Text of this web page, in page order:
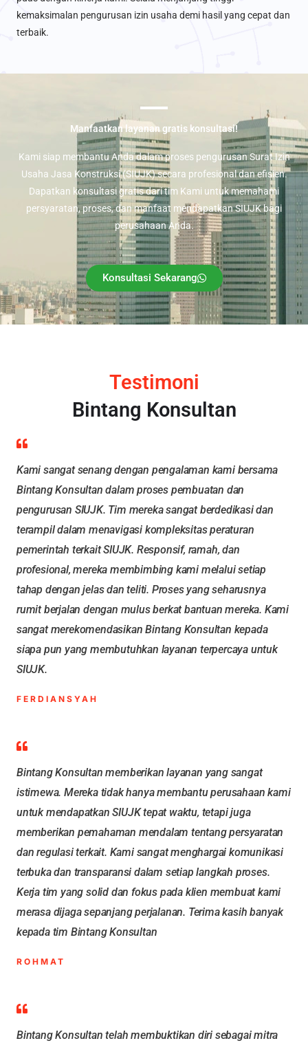
kemaksimalan pengurusan izin usaha demi hasil yang cepat dan
terbaik.
Manfaatkan layanan gratis konsultasi!
Kami siap membantu Anda dalam proses pengurusan Surat Izin
Usaha Jasa Konstruksi (SIUJK) secara profesional dan efisien.
Dapatkan konsultasi gratis dari tim Kami untuk memahami
persyaratan, proses, dan manfaat mendapatkan SIUJK bagi
perusahaan Anda.
Konsultasi Sekarang
Testimoni
Bintang Konsultan
Kami sangat senang dengan pengalaman kami bersama
Bintang Konsultan dalam proses pembuatan dan
pengurusan SIUJK. Tim mereka sangat berdedikasi dan
terampil dalam menavigasi kompleksitas peraturan
pemerintah terkait SIUJK. Responsif, ramah, dan
profesional, mereka membimbing kami melalui setiap
tahap dengan jelas dan teliti. Proses yang seharusnya
rumit berjalan dengan mulus berkat bantuan mereka. Kami
sangat merekomendasikan Bintang Konsultan kepada
siapa pun yang membutuhkan layanan terpercaya untuk
SIUJK.
FERDIANSYAH
Bintang Konsultan memberikan layanan yang sangat
istimewa. Mereka tidak hanya membantu perusahaan kami
untuk mendapatkan SIUJK tepat waktu, tetapi juga
memberikan pemahaman mendalam tentang persyaratan
dan regulasi terkait. Kami sangat menghargai komunikasi
terbuka dan transparansi dalam setiap langkah proses.
Kerja tim yang solid dan fokus pada klien membuat kami
merasa dijaga sepanjang perjalanan. Terima kasih banyak
kepada tim Bintang Konsultan
ROHMAT
Bintang Konsultan telah membuktikan diri sebagai mitra